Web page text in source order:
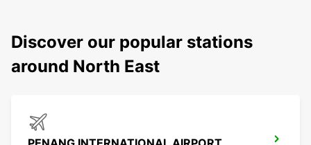
Discover our popular stations
around North East